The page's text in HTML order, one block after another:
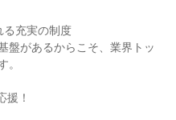
る充実の制度
盤があるからこそ、業界トッ
。
援！